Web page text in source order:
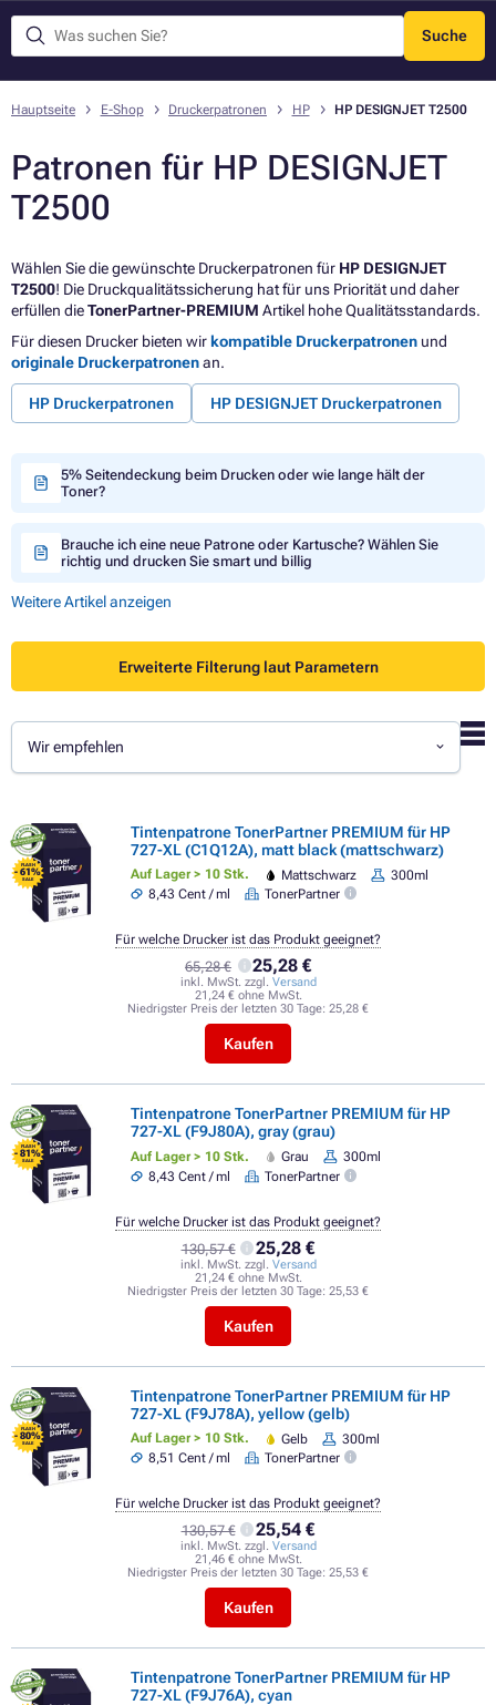
Suche
Menü
Hauptseite E-Shop Druckerpatronen HP HP DESIGNJET T2500
Patronen für HP DESIGNJET
T2500
Wählen Sie die gewünschte Druckerpatronen für HP DESIGNJET
T2500! Die Druckqualitätssicherung hat für uns Priorität und daher
erfüllen dieTonerPartner-PREMIUM Artikel hohe Qualitätsstandards.
Für diesen Drucker bieten wir kompatible Druckerpatronen und
originale Druckerpatronenan.
HP Druckerpatronen HP DESIGNJET Druckerpatronen
5% Seitendeckung beim Drucken oder wie lange hält der
Toner?
Brauche ich eine neue Patrone oder Kartusche? Wählen Sie
richtig und drucken Sie smart und billig
Weitere Artikel anzeigen
Erweiterte Filterung laut Parametern
Wir empfehlen
FLASH
- 61%
SALE
Tintenpatrone TonerPartner PREMIUM für HP
727-XL (C1Q12A), matt black (mattschwarz)
Auf Lager > 10 Stk. Mattschwarz
300ml
8,43 Cent / ml
TonerPartner
65,28 € 25,28 €
inkl. MwSt. zzgl. Versand
21,24 € ohne MwSt.
Niedrigster Preis der letzten 30 Tage: 25,28 €
Kaufen
Für welche Drucker ist das Produkt geeignet?
FLASH
- 81%
SALE
Tintenpatrone TonerPartner PREMIUM für HP
727-XL (F9J80A), gray (grau)
Auf Lager > 10 Stk. Grau
300ml
8,43 Cent / ml
TonerPartner
130,57 € 25,28 €
inkl. MwSt. zzgl. Versand
21,24 € ohne MwSt.
Niedrigster Preis der letzten 30 Tage: 25,53 €
Kaufen
Für welche Drucker ist das Produkt geeignet?
FLASH
- 80%
SALE
Tintenpatrone TonerPartner PREMIUM für HP
727-XL (F9J78A), yellow (gelb)
Auf Lager > 10 Stk. Gelb
300ml
8,51 Cent / ml
TonerPartner
130,57 € 25,54 €
inkl. MwSt. zzgl. Versand
21,46 € ohne MwSt.
Niedrigster Preis der letzten 30 Tage: 25,53 €
Kaufen
Für welche Drucker ist das Produkt geeignet?
Tintenpatrone TonerPartner PREMIUM für HP
727-XL (F9J76A), cyan